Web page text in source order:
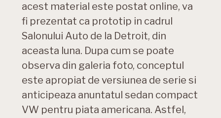
acest material este postat online, va
fi prezentat ca prototip in cadrul
Salonului Auto de la Detroit, din
aceasta luna. Dupa cum se poate
observa din galeria foto, conceptul
este apropiat de versiunea de serie si
anticipeaza anuntatul sedan compact
VW pentru piata americana. Astfel,